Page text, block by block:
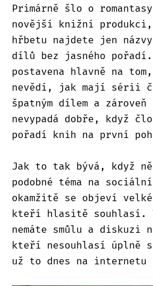
Primárně šlo o
novější knižní produkci,
hřbetu najdete jen
dílů bez jasného
postavena hlavně na
nevědí, jak mají sérii
špatným dílem a
nevypadá dobře, když
pořadí knih na první
Jak to tak bývá, když
podobné téma na
okamžitě se objeví
kteří hlasitě souhlasí.
nemáte smůlu a diskuzi
kteří nesouhlasí úplně
už to dnes na internetu